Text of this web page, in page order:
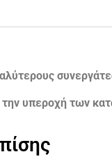
την υπεροχή των